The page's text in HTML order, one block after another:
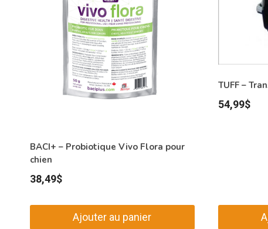
BACI+ – Probiotique Vivo Flora pour
chien
38,49$
Ajouter au panier
TUFF –
54,99$